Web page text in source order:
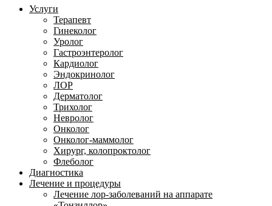
Услуги
Терапевт
Гинеколог
Уролог
Гастроэнтеролог
Кардиолог
Эндокринолог
ЛОР
Дерматолог
Трихолог
Невролог
Онколог
Онколог-маммолог
Хирург, колопроктолог
Флеболог
Диагностика
Лечение и процедуры
Лечение лор-заболеваний на аппарате